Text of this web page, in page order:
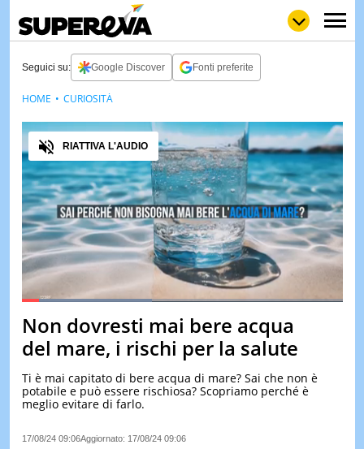
LOLGULP
LOVE
WOW
POP
NEWS
STORIE
VIDEO
& TV
TEST
Seguici su: Google Discover Fonti preferite
PauseUnmute
Loaded:40.61%
Audio
RIATTIVA L'AUDIO
Non dovresti mai bere acqua
del mare, i rischi per la salute
Ti è mai capitato di bere acqua di mare? Sai che non è
potabile e può essere rischiosa? Scopriamo perché è
meglio evitare di farlo.
17/08/24 09:06Aggiornato: 17/08/24 09:06
HOME CURIOSITÀ